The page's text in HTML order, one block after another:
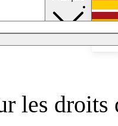
les droits